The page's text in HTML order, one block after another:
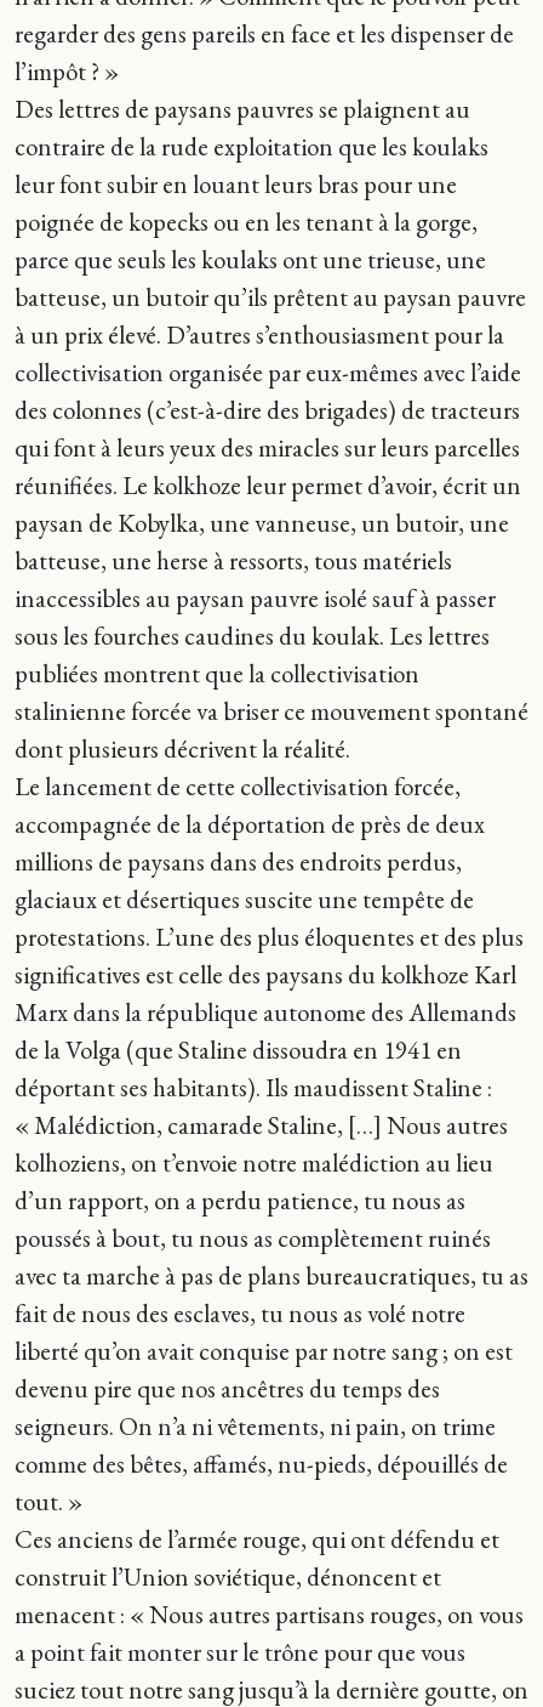
regarder des gens pareils en face et les dispenser de
l’impôt ? »
Des lettres de paysans pauvres se plaignent au
contraire de la rude exploitation que les koulaks
leur font subir en louant leurs bras pour une
poignée de kopecks ou en les tenant à la gorge,
parce que seuls les koulaks ont une trieuse, une
batteuse, un butoir qu’ils prêtent au paysan pauvre
à un prix élevé. D’autres s’enthousiasment pour la
collectivisation organisée par eux-mêmes avec l’aide
des colonnes (c’est-à-dire des brigades) de tracteurs
qui font à leurs yeux des miracles sur leurs parcelles
réunifiées. Le kolkhoze leur permet d’avoir, écrit un
paysan de Kobylka, une vanneuse, un butoir, une
batteuse, une herse à ressorts, tous matériels
inaccessibles au paysan pauvre isolé sauf à passer
sous les fourches caudines du koulak. Les lettres
publiées montrent que la collectivisation
stalinienne forcée va briser ce mouvement spontané
dont plusieurs décrivent la réalité.
Le lancement de cette collectivisation forcée,
accompagnée de la déportation de près de deux
millions de paysans dans des endroits perdus,
glaciaux et désertiques suscite une tempête de
protestations. L’une des plus éloquentes et des plus
significatives est celle des paysans du kolkhoze Karl
Marx dans la république autonome des Allemands
de la Volga (que Staline dissoudra en 1941 en
déportant ses habitants). Ils maudissent Staline :
« Malédiction, camarade Staline, […] Nous autres
kolhoziens, on t’envoie notre malédiction au lieu
d’un rapport, on a perdu patience, tu nous as
poussés à bout, tu nous as complètement ruinés
avec ta marche à pas de plans bureaucratiques, tu as
fait de nous des esclaves, tu nous as volé notre
liberté qu’on avait conquise par notre sang ; on est
devenu pire que nos ancêtres du temps des
seigneurs. On n’a ni vêtements, ni pain, on trime
comme des bêtes, affamés, nu-pieds, dépouillés de
tout. »
Ces anciens de l’armée rouge, qui ont défendu et
construit l’Union soviétique, dénoncent et
menacent : « Nous autres partisans rouges, on vous
a point fait monter sur le trône pour que vous
suciez tout notre sang jusqu’à la dernière goutte, on